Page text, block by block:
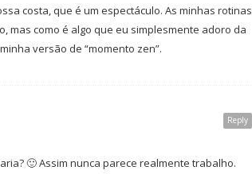
costa, que é um espectáculo. As minhas rotinas
mas como é algo que eu simplesmente adoro da
versão de “momento zen”.
Reply
🙂 Assim nunca parece realmente trabalho.